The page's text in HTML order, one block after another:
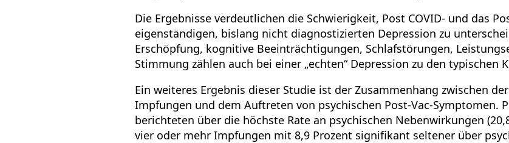
Die Ergebnisse verdeutlichen die Schwierigkeit, Post COVID- und das
eigenständigen, bislang nicht diagnostizierten Depression zu
Erschöpfung, kognitive Beeinträchtigungen, Schlafstörungen,
Stimmung zählen auch bei einer „echten“ Depression zu den typischen
Ein weiteres Ergebnis dieser Studie ist der Zusammenhang zwischen
Impfungen und dem Auftreten von psychischen Post-Vac-Symptomen.
berichteten über die höchste Rate an psychischen Nebenwirkungen
vier oder mehr Impfungen mit 8,9 Prozent signifikant seltener über